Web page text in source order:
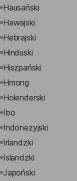
Hausański
Hawajski
Hebrajski
Hinduski
Hiszpański
Hmong
Holenderski
Ibo
Indonezyjski
Irlandzki
Islandzki
Japoński